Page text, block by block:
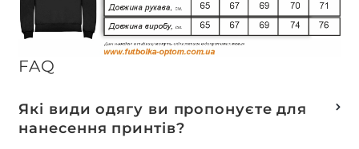
FAQ
Які види одягу ви пропонуєте для
нанесення принтів?